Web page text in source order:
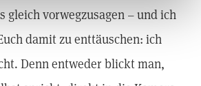
gleich vorwegzusagen – und ich
damit zu enttäuschen: ich
Denn entweder blickt man,